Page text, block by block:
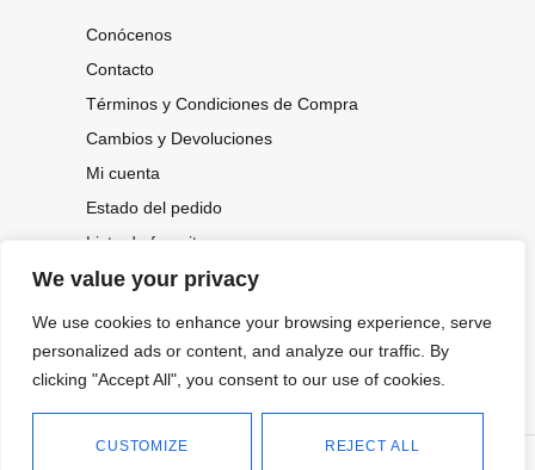
We value your privacy
We use cookies to enhance your browsing experience, serve
personalized ads or content, and analyze our traffic. By
clicking "Accept All", you consent to our use of cookies.
CUSTOMIZE REJECT ALL
Conócenos
Contacto
Términos y Condiciones de Compra
Cambios y Devoluciones
Mi cuenta
Estado del pedido
Lista de favoritos
CONOCE NUESTRAS NOVEDADES,
OFERTAS...